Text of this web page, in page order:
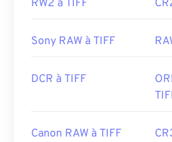
types/image/raster/tiff-
RW2 à TIFF
Sony RAW à TIFF
DCR à TIFF
Canon RAW à TIFF